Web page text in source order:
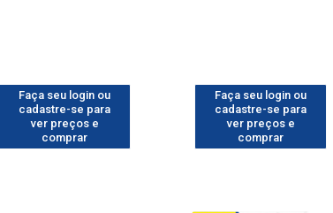
Faça seu login ou
cadastre-se para
ver preços e
comprar
Faça seu login ou
cadastre-se para
ver preços e
comprar